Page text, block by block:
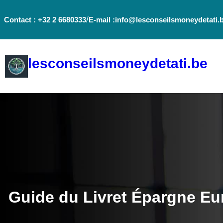
auContact : +32 2 6680333/E-mail
lesconseilsmoneydetati.be
Guide du Livret Épargne